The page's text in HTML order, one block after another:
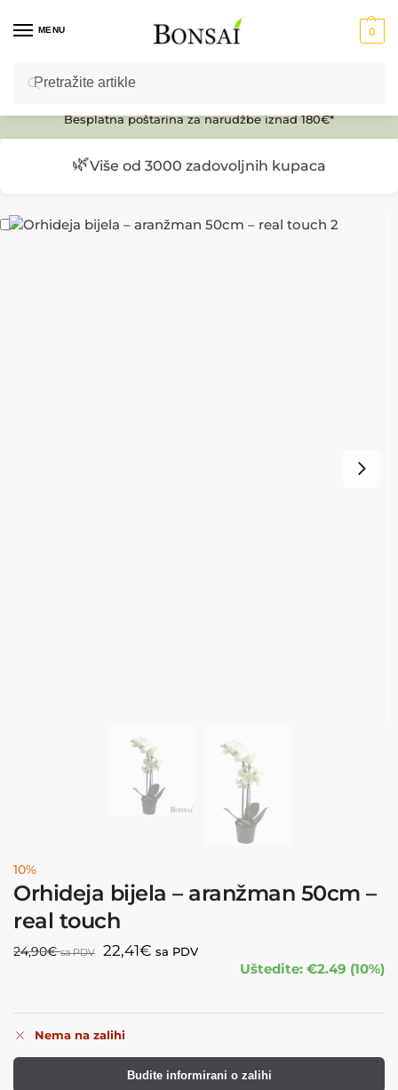
MENU 0
Ulaz u E-SHOP
Besplatna poštarina za narudžbe iznad 180€*
🌿Više od 3000 zadovoljnih kupaca
10%
Orhideja bijela – aranžman 50cm –
real touch
24,90€ sa PDV 22,41€ sa PDV
Uštedite: €2.49 (10%)
Nema na zalihi
Budite informirani o zalihi